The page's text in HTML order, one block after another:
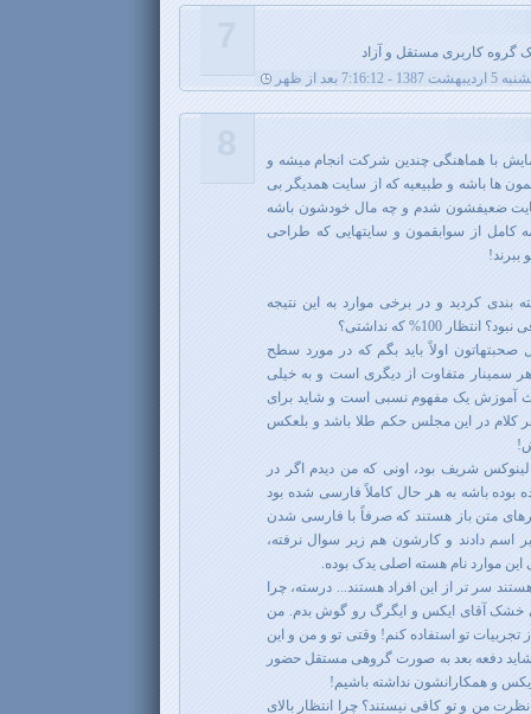
گروه کاربری مستقل و آزاد
1387 - 7:16:12 بعد از ظهر
با هماهنگی چندین شرکت انجام میشه و
ها باشه و طبیعیه که از سایت همدیگر بی
سایت ضعیفشون شدم و چه مال خودشون باشه
کامل از سوابقمون و سایتهایی که طراحی
ببرند!
کردید و در برخی موارد به این نتیجه
100% که نداشتی؟
اولاً باید بگم که در مورد سطح
سمینار متفاوت از دیگری است و به خیلی
آموزش یک مفهوم نسبی است و شاید برای
کلام در این مجلس حکم طلا باشد و بلعکس
شریف بود، اونی که من دیدم اگر در
بوده باشه به هر حال کاملاً فارسی شده بود
متن باز هستند که صرفاً با فارسی شدن
اسم دادند و کارشون هم زیر سوال نرفته،
موارد نام هسته اصلی یدک بوده.
سر تر از این افراد هستند... درسته، چرا
خشک آقای ایکس و ایگرگ رو گوش بدم. من
تجربیات تو استفاده کنم! وقتی تو و من و این
شاید دفعه بعد به صورت گروهی مستقل حضور
و همکارانشون نداشته باشیم!
من و تو کافی نیستند؟ چرا انتظار بالای